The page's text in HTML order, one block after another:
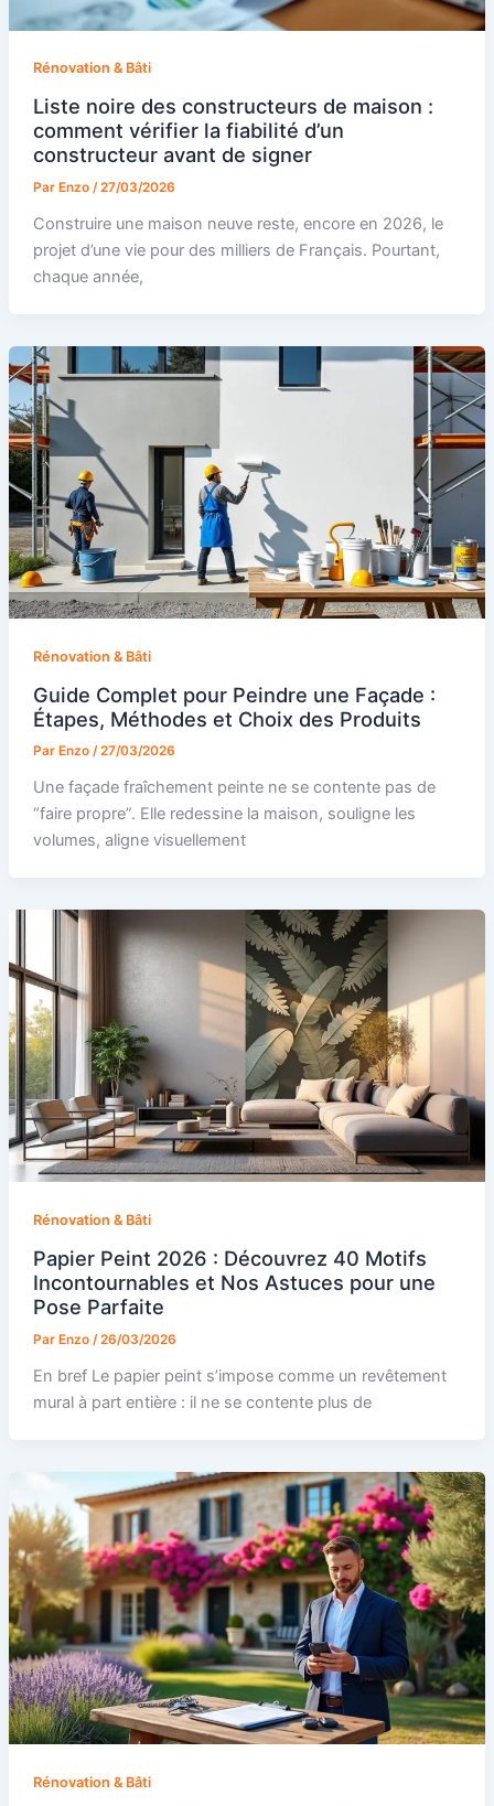
Rénovation & Bâti
Liste noire des constructeurs de maison :
comment vérifier la fiabilité d’un
constructeur avant de signer
Par Enzo /27/03/2026
Construire une maison neuve reste, encore en 2026, le
projet d’une vie pour des milliers de Français. Pourtant,
chaque année,
Rénovation & Bâti
Guide Complet pour Peindre une Façade :
Étapes, Méthodes et Choix des Produits
Par Enzo /27/03/2026
Une façade fraîchement peinte ne se contente pas de
“faire propre”. Elle redessine la maison, souligne les
volumes, aligne visuellement
Rénovation & Bâti
Papier Peint 2026 : Découvrez 40 Motifs
Incontournables et Nos Astuces pour une
Pose Parfaite
Par Enzo /26/03/2026
En bref Le papier peint s’impose comme un revêtement
mural à part entière : il ne se contente plus de
Rénovation & Bâti